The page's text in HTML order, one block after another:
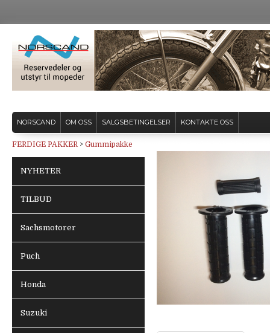
NORSCAND OM OSS SALGSBETINGELSER KONTAKTE OSS
FERDIGE PAKKER > Gummipakke
NYHETER
TILBUD
Sachsmotorer
Puch
Honda
Suzuki